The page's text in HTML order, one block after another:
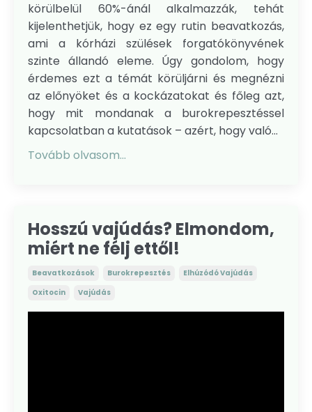
körülbelül 60%-ánál alkalmazzák, tehát
kijelenthetjük, hogy ez egy rutin beavatkozás,
ami a kórházi szülések forgatókönyvének
szinte állandó eleme. Úgy gondolom, hogy
érdemes ezt a témát körüljárni és megnézni
az előnyöket és a kockázatokat és főleg azt,
hogy mit mondanak a burokrepesztéssel
kapcsolatban a kutatások – azért, hogy való...
Tovább olvasom...
Hosszú vajúdás? Elmondom,
miért ne félj ettől!
Beavatkozások Burokrepesztés
Elhúzódó Vajúdás
Oxitocin
Vajúdás